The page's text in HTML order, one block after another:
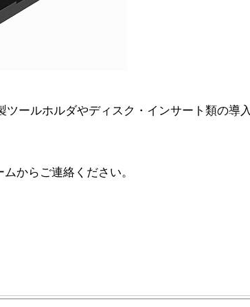
ールホルダやディスク・インサート類の導
からご連絡ください。